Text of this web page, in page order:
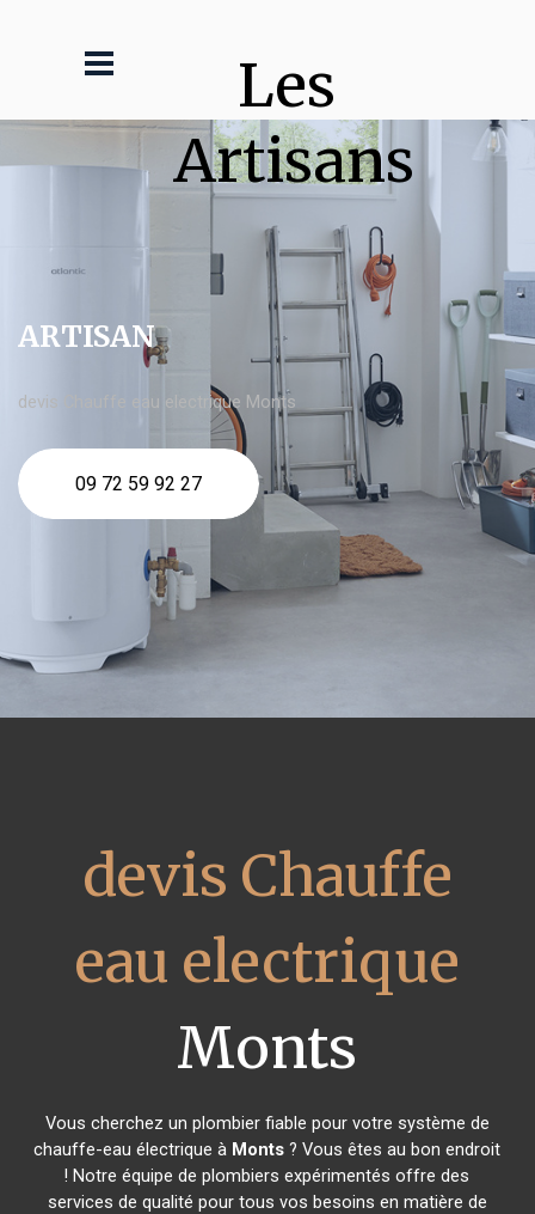
Les
Artisans
ARTISAN
devis Chauffe eau electrique Monts
09 72 59 92 27
devis Chauffe
eau electrique
Monts
Vous cherchez un plombier fiable pour votre système de
chauffe-eau électrique à Monts ? Vous êtes au bon endroit
! Notre équipe de plombiers expérimentés offre des
services de qualité pour tous vos besoins en matière de